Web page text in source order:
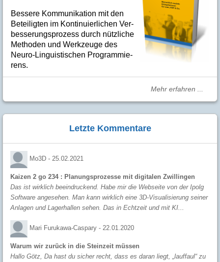
Bes­se­re Kom­­mu­­ni­ka­tion mit den
Betei­lig­ten im Kon­ti­nuier­li­chen Ver­
bes­se­rungs­­pro­­zess durch nütz­­liche
Me­­tho­­den und Werk­­zeuge des
Neuro-Linguis­­ti­schen Pro­­gram­­mie­­
rens.
Mehr erfahren ...
Letzte Kommentare
Mo3D - 25.02.2021
Kaizen 2 go 234 : Planungsprozesse mit digitalen Zwillingen
Das ist wirklich beeindruckend. Habe mir die Webseite von der Ipolg
Software angesehen. Man kann wirklich eine 3D-Visualisierung seiner
Anlagen und Lagerhallen sehen. Das in Echtzeit und mit KI...
Mari Furukawa-Caspary - 22.01.2020
Warum wir zurück in die Steinzeit müssen
Hallo Götz, Da hast du sicher recht, dass es daran liegt, „lauffaul“ zu